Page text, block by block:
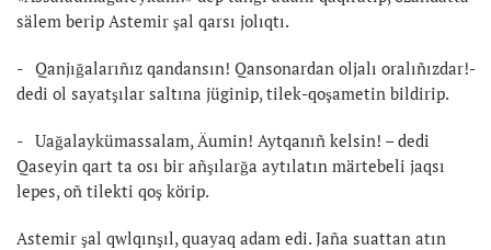
sälem berip Astemir şal qarsı jolıqtı.
- Qanjığalarıñız qandansın! Qansonardan oljalı oralıñızdar!-
dedi ol sayatşılar saltına jüginip, tilek-qoşametin bildirip.
- Uağalaykümassalam, Äumin! Aytqanıñ kelsin! – dedi
Qaseyin qart ta osı bir añşılarğa aytılatın märtebeli jaqsı
lepes, oñ tilekti qoş körip.
Astemir şal qwlqınşıl, quayaq adam edi. Jaña suattan atın